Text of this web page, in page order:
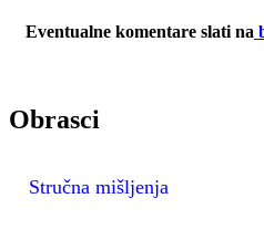
Eventualne komentare slati na
Obrasci
Stručna mišljenja